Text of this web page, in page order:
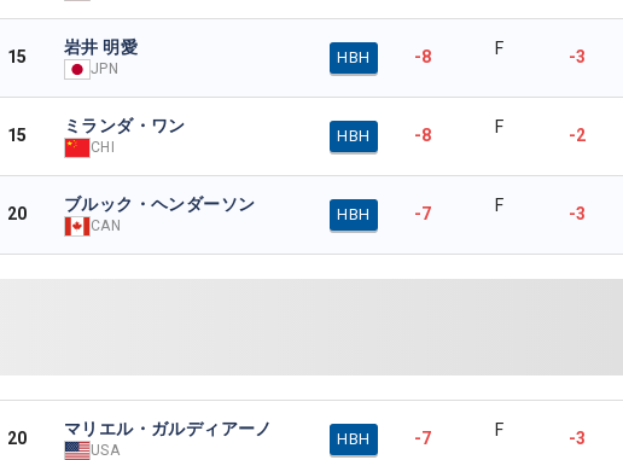
15 岩井 明愛
JPN
HBH -8 F -3
15 ミランダ・ワン
CHI
HBH -8 F -2
20 ブルック・ヘンダーソン
CAN
HBH -7 F -3
20 マリエル・ガルディアーノ
USA
HBH -7 F -3